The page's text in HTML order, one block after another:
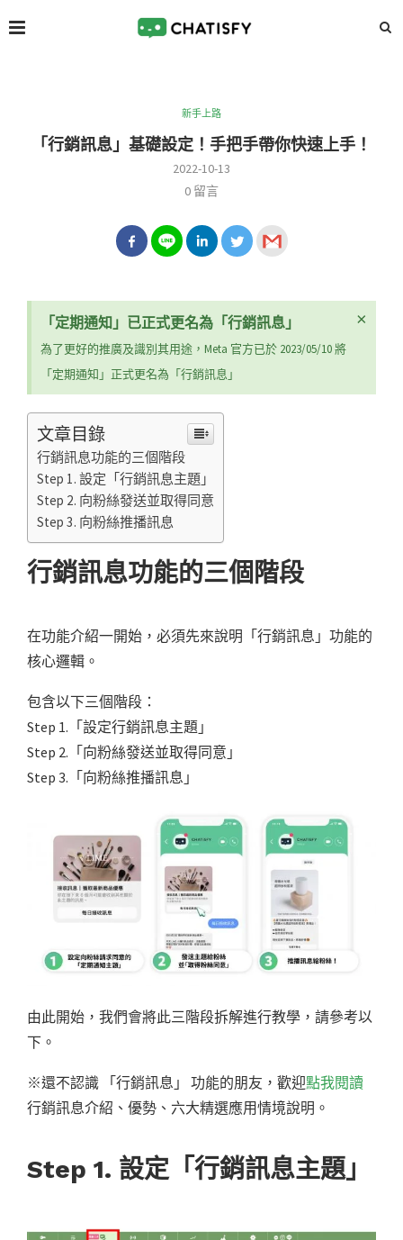
新手上路
「行銷訊息」基礎設定！手把手帶你快速上手！
2022-10-13
0 留言
「定期通知」已正式更名為「行銷訊息」
為了更好的推廣及識別其用途，Meta 官方已於 2023/05/10 將
「定期通知」正式更名為「行銷訊息」
×
文章目錄
行銷訊息功能的三個階段
Step 1. 設定「行銷訊息主題」
Step 2. 向粉絲發送並取得同意
Step 3. 向粉絲推播訊息
行銷訊息功能的三個階段
在功能介紹一開始，必須先來說明「行銷訊息」功能的
核心邏輯。
包含以下三個階段：
Step 1.「設定行銷訊息主題」
Step 2.「向粉絲發送並取得同意」
Step 3.「向粉絲推播訊息」
由此開始，我們會將此三階段拆解進行教學，請參考以
下。
※還不認識 「行銷訊息」 功能的朋友，歡迎點我閱讀
行銷訊息介紹、優勢、六大精選應用情境說明。
Step 1. 設定「行銷訊息主題」